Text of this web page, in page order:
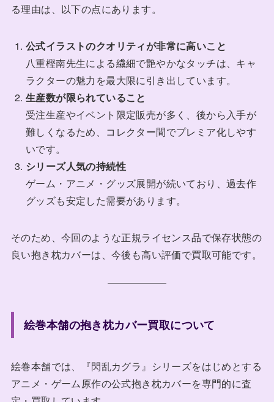
る理由は、以下の点にあります。
公式イラストのクオリティが非常に高いこと
八重樫南先生による繊細で艶やかなタッチは、キャ
ラクターの魅力を最大限に引き出しています。
生産数が限られていること
受注生産やイベント限定販売が多く、後から入手が
難しくなるため、コレクター間でプレミア化しやす
いです。
シリーズ人気の持続性
ゲーム・アニメ・グッズ展開が続いており、過去作
グッズも安定した需要があります。
そのため、今回のような正規ライセンス品で保存状態の
良い抱き枕カバーは、今後も高い評価で買取可能です。
絵巻本舗の抱き枕カバー買取について
絵巻本舗では、『閃乱カグラ』シリーズをはじめとする
アニメ・ゲーム原作の公式抱き枕カバーを専門的に査